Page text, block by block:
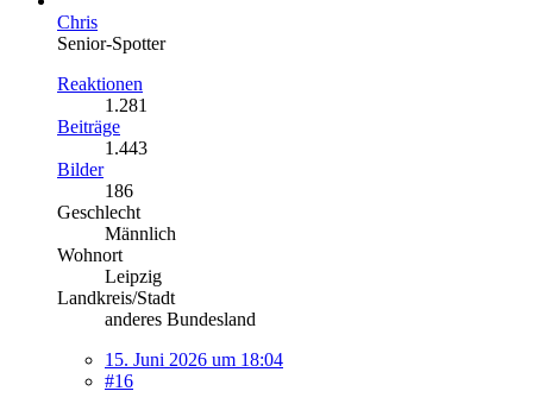
Chris
Senior-Spotter
Reaktionen
1.281
Beiträge
1.443
Bilder
186
Geschlecht
Männlich
Wohnort
Leipzig
Landkreis/Stadt
anderes Bundesland
15. Juni 2026 um 18:04
#16